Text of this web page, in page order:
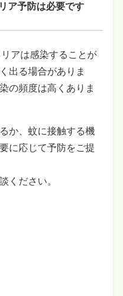
ア予防は必要です
アは感染することが
出る場合がありま
の頻度は高くありま
か、蚊に接触する機
に応じて予防をご提
ください。